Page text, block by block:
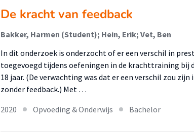
De kracht van feedback
Bakker, Harmen (Student); Hein, Erik; Vet, Ben
In dit onderzoek is onderzocht of er een verschil in
toegevoegd tijdens oefeningen in de krachttraining bij
18 jaar. (De verwachting was dat er een verschil zou
zonder feedback.) Met …
2020
Opvoeding & Onderwijs Bachelor